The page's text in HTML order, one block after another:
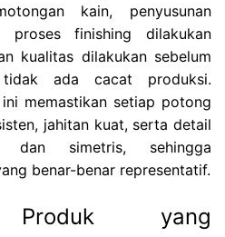
kain, penyusunan
proses finishing dilakukan
kualitas dilakukan sebelum
ada cacat produksi.
memastikan setiap potong
jahitan kuat, serta detail
simetris, sehingga
benar-benar representatif.
Produk yang